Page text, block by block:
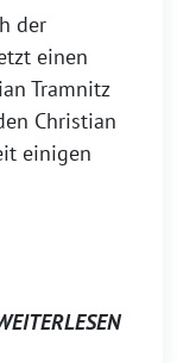
der
einen
Tramnitz
Christian
einigen